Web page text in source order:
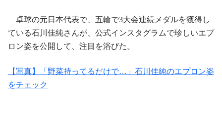
卓球の元日本代表で、五輪で3大会連続メダルを獲得し
ている石川佳純さんが、公式インスタグラムで珍しいエプ
ロン姿を公開して、注目を浴びた。
【写真】「野菜持ってるだけで…」石川佳純のエプロン姿
をチェック